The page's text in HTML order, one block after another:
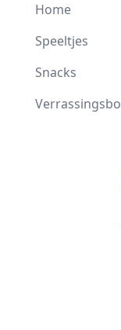
Home
Speeltjes
Snacks